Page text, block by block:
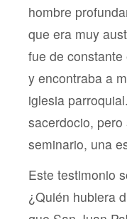
hombre
que era muy
fue de
y encontraba a
iglesia
sacerdocio,
seminario, una
Este testimonio
¿Quién hubiera